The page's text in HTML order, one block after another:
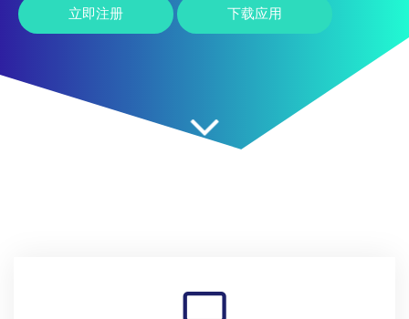
立即注册 下载应用